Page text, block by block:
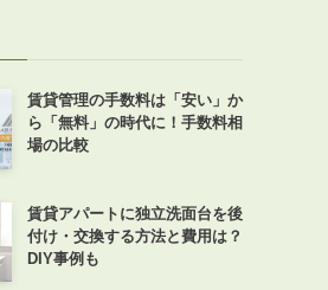
賃貸管理の手数料は「安い」か
ら「無料」の時代に！手数料相
場の比較
賃貸アパートに独立洗面台を後
付け・交換する方法と費用は？
DIY事例も